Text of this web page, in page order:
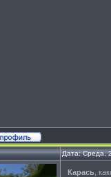
Дата: Среда,
Карась ,